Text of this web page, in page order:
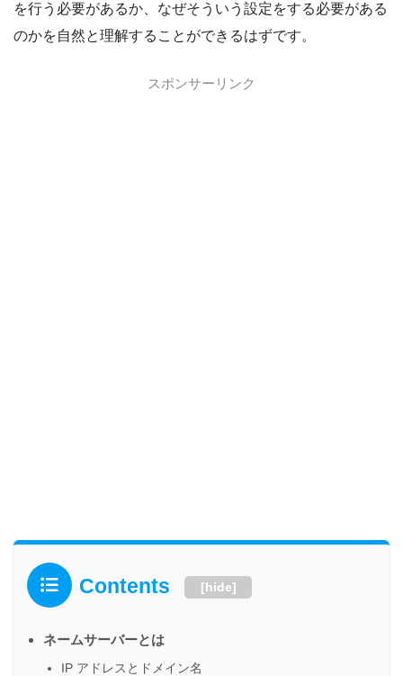
を行う必要があるか、なぜそういう設定をする必要がある
のかを自然と理解することができるはずです。
スポンサーリンク
Contents [hide]
ネームサーバーとは
IP アドレスとドメイン名